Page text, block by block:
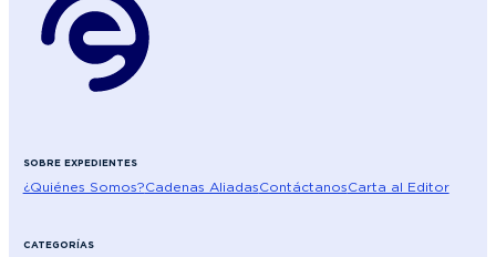
SOBRE EXPEDIENTES
¿Quiénes Somos?Cadenas AliadasContáctanosCarta al Editor
CATEGORÍAS